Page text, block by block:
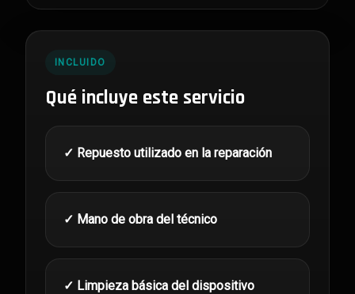
INCLUIDO
Qué incluye este servicio
✓ Repuesto utilizado en la reparación
✓ Mano de obra del técnico
✓ Limpieza básica del dispositivo